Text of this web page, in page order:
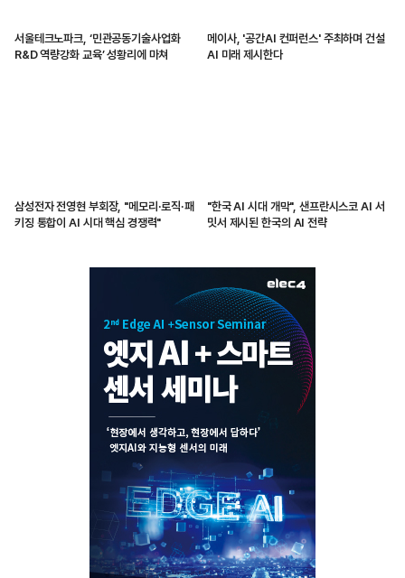
서울테크노파크, ‘민관공동기술사업화
R&D 역량강화 교육’ 성황리에 마쳐
메이사, '공간AI 컨퍼런스' 주최하며 건설
AI 미래 제시한다
삼성전자 전영현 부회장, "메모리·로직·패
키징 통합이 AI 시대 핵심 경쟁력"
"한국 AI 시대 개막", 샌프란시스코 AI 서
밋서 제시된 한국의 AI 전략